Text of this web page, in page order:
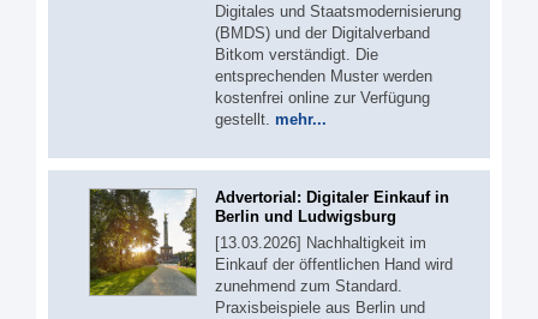
Digitales und Staatsmodernisierung
(BMDS) und der Digitalverband
Bitkom verständigt. Die
entsprechenden Muster werden
kostenfrei online zur Verfügung
gestellt. mehr...
Advertorial: Digitaler Einkauf in
Berlin und Ludwigsburg
[13.03.2026] Nachhaltigkeit im
Einkauf der öffentlichen Hand wird
zunehmend zum Standard.
Praxisbeispiele aus Berlin und